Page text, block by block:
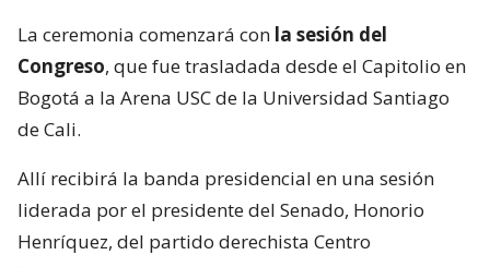
La ceremonia comenzará con la sesión del
Congreso, que fue trasladada desde el Capitolio en
Bogotá a la Arena USC de la Universidad Santiago
de Cali.
Allí recibirá la banda presidencial en una sesión
liderada por el presidente del Senado, Honorio
Henríquez, del partido derechista Centro